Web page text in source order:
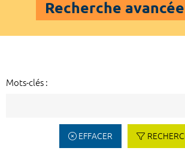
Recherche avancée
Mots-clés :
EFFACER